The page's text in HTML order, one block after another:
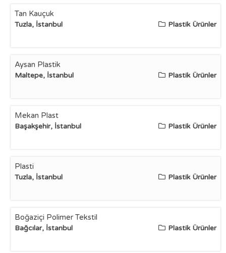
Tan Kauçuk
Tuzla, İstanbul Plastik Ürünler
Aysan Plastik
Maltepe, İstanbul Plastik Ürünler
Mekan Plast
Başakşehir, İstanbul Plastik Ürünler
Plasti
Tuzla, İstanbul Plastik Ürünler
Boğaziçi Polimer Tekstil
Bağcılar, İstanbul Plastik Ürünler